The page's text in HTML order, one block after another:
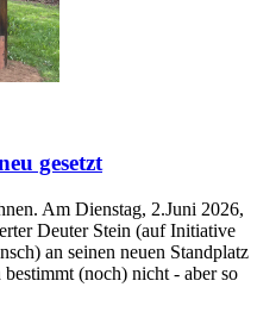
gesetzt
Am Dienstag, 2.Juni 2026,
Deuter Stein (auf Initiative
an seinen neuen Standplatz
(noch) nicht - aber so